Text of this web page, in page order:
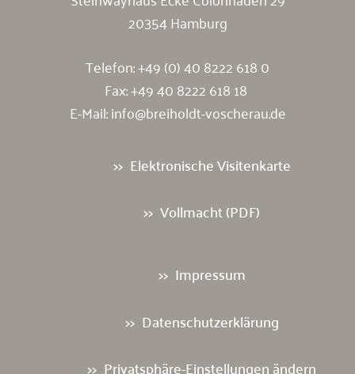
20354 Hamburg
Telefon:+49 (0) 40 8222 618 0
Fax: +49 40 8222 618 18
E-Mail:info@breiholdt-voscherau.de
Elektronische Visitenkarte
Vollmacht (PDF)
Impressum
Datenschutzerklärung
Privatsphäre-Einstellungen ändern